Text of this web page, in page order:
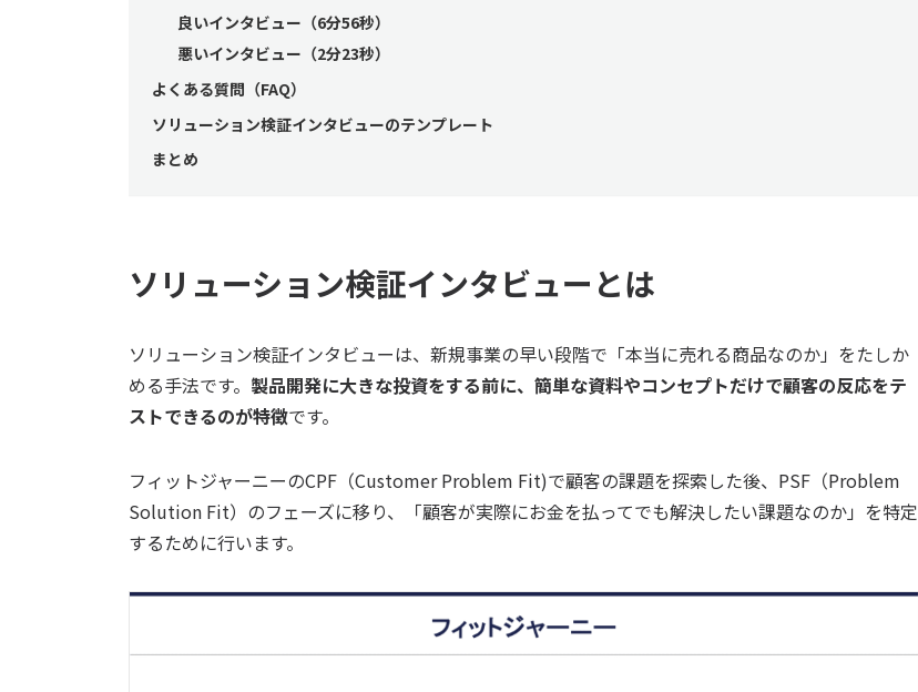
良いインタビュー（6分56秒）
悪いインタビュー（2分23秒）
よくある質問（FAQ）
ソリューション検証インタビューのテンプレート
まとめ
ソリューション検証インタビューとは
ソリューション検証インタビューは、新規事業の早い段階で「本当に売れる商品なのか」をたしか
める手法です。 製品開発に大きな投資をする前に、簡単な資料やコンセプトだけで顧客の反応をテ
ストできるのが特徴です。
フィットジャーニーのCPF（Customer Problem Fit)で顧客の課題を探索した後、PSF（Problem
Solution Fit）のフェーズに移り、「顧客が実際にお金を払ってでも解決したい課題なのか」を特定
するために行います。